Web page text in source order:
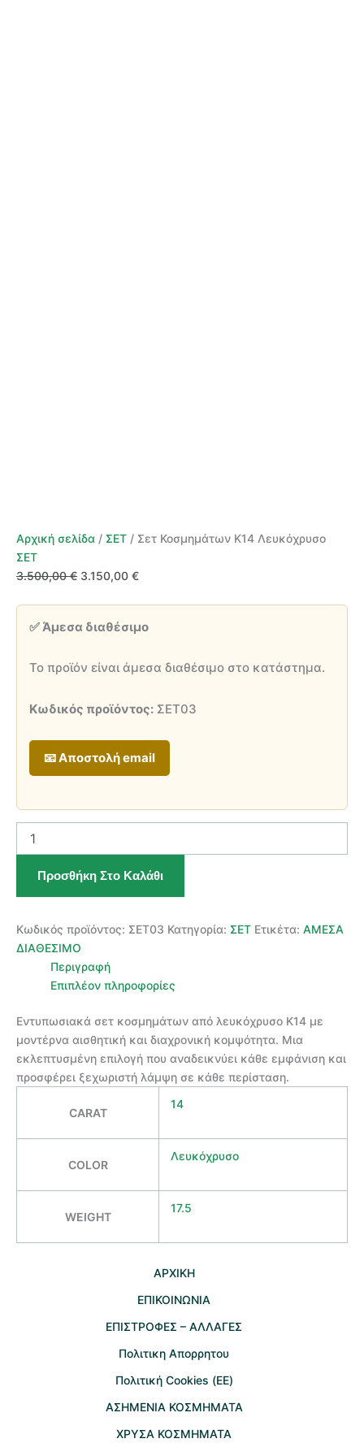
Αρχική σελίδα / ΣΕΤ / Σετ Κοσμημάτων Κ14 Λευκόχρυσο
ΣΕΤ
3.500,00€ Original
3.500,00 €.
3.150,00 €Η
είναι:
✅ Άμεσα διαθέσιμο
Το προϊόν είναι άμεσα διαθέσιμο στο κατάστημα.
Κωδικός προϊόντος: ΣΕΤ03
📧 Αποστολή email
Κοσμημάτων
Λευκόχρυσο
ποσότητα
Προσθήκη Στο Καλάθι
Κωδικός προϊόντος: ΣΕΤ03 Κατηγορία: ΣΕΤ Ετικέτα: ΑΜΕΣΑ
ΔΙΑΘΕΣΙΜΟ
Περιγραφή
Επιπλέον πληροφορίες
Εντυπωσιακά σετ κοσμημάτων από λευκόχρυσο Κ14 με
μοντέρνα αισθητική και διαχρονική κομψότητα. Μια
εκλεπτυσμένη επιλογή που αναδεικνύει κάθε εμφάνιση και
προσφέρει ξεχωριστή λάμψη σε κάθε περίσταση.
CARAT
14
COLOR
Λευκόχρυσο
WEIGHT
17.5
AΡΧΙΚΗ
ΕΠΙΚΟΙΝΩΝΙΑ
EΠΙΣΤΡΟΦΕΣ – ΑΛΛΑΓΕΣ
Πολιτικη Απορρητου
Πολιτική Cookies (ΕΕ)
ΑΣΗΜΕΝΙΑ ΚΟΣΜΗΜΑΤΑ
ΧΡΥΣΑ ΚΟΣΜΗΜΑΤΑ